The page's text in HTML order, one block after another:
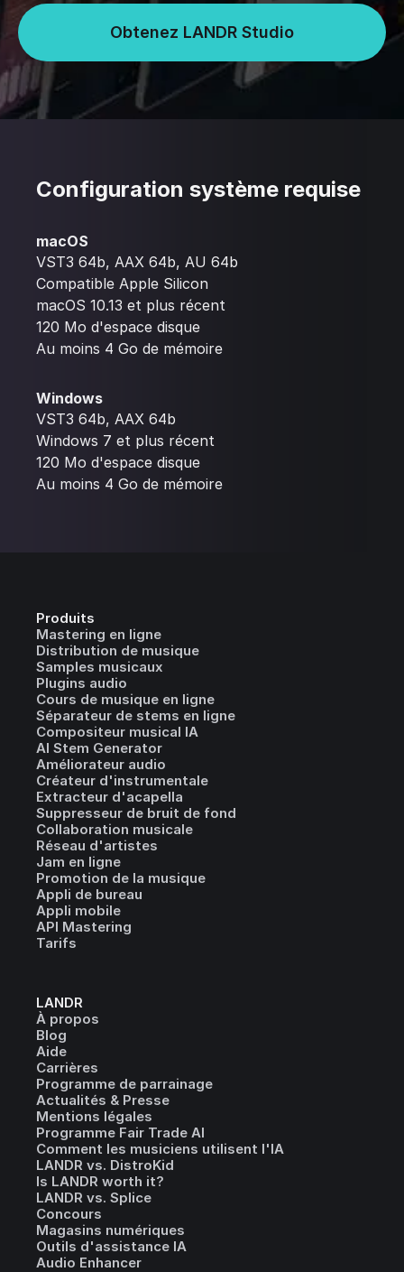
Obtenez LANDR Studio
Configuration système requise
macOS
VST3 64b, AAX 64b, AU 64b
Compatible Apple Silicon
macOS 10.13 et plus récent
120 Mo d'espace disque
Au moins 4 Go de mémoire
Windows
VST3 64b, AAX 64b
Windows 7 et plus récent
120 Mo d'espace disque
Au moins 4 Go de mémoire
Produits
Mastering en ligne
Distribution de musique
Samples musicaux
Plugins audio
Cours de musique en ligne
Séparateur de stems en ligne
Compositeur musical IA
AI Stem Generator
Améliorateur audio
Créateur d'instrumentale
Extracteur d'acapella
Suppresseur de bruit de fond
Collaboration musicale
Réseau d'artistes
Jam en ligne
Promotion de la musique
Appli de bureau
Appli mobile
API Mastering
Tarifs
LANDR
À propos
Blog
Aide
Carrières
Programme de parrainage
Actualités & Presse
Mentions légales
Programme Fair Trade AI
Comment les musiciens utilisent l'IA
LANDR vs. DistroKid
Is LANDR worth it?
LANDR vs. Splice
Concours
Magasins numériques
Outils d'assistance IA
Audio Enhancer